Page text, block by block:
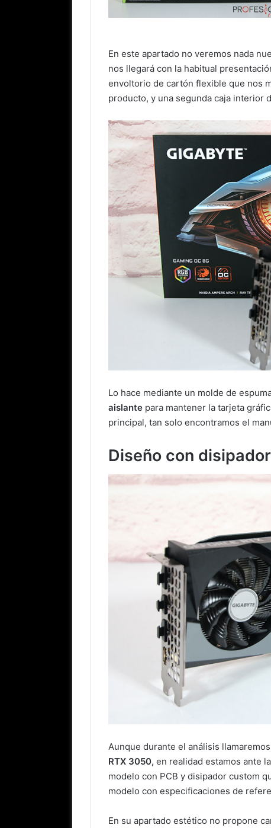
En este apartado no veremos nada
nos llegará con la habitual
envoltorio de cartón flexible que nos
producto, y una segunda caja interior
Lo hace mediante un molde de
aislante para mantener la tarjeta
principal, tan solo encontramos el
Diseño con
Aunque durante el análisis
RTX 3050, en realidad estamos ante
modelo con PCB y disipador custom
modelo con especificaciones de
En su apartado estético no propone